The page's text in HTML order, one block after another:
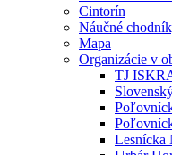
Cintorín
Náučné
Mapa
Organizácie v
TJ
Lesnícka